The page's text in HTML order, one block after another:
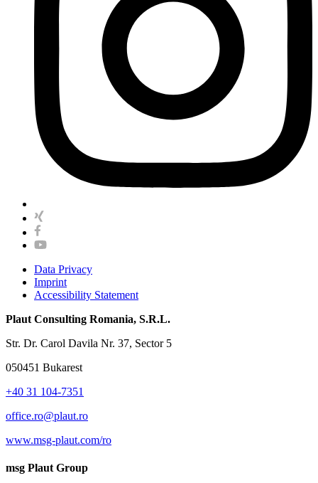
Data Privacy
Imprint
Accessibility Statement
Plaut Consulting Romania, S.R.L.
Str. Dr. Carol Davila Nr. 37, Sector 5
050451 Bukarest
+40 31 104-7351
office.ro@plaut.ro
www.msg-plaut.com/ro
msg Plaut Group